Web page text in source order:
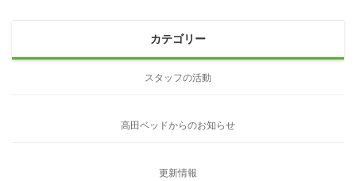
カテゴリー
スタッフの活動
高田ベッドからのお知らせ
更新情報